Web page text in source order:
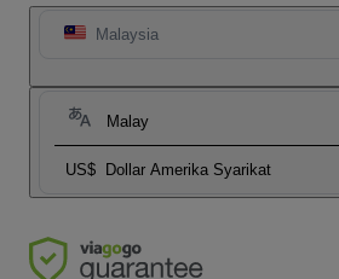
Malaysia
Malay
US$ Dollar Amerika Syarikat